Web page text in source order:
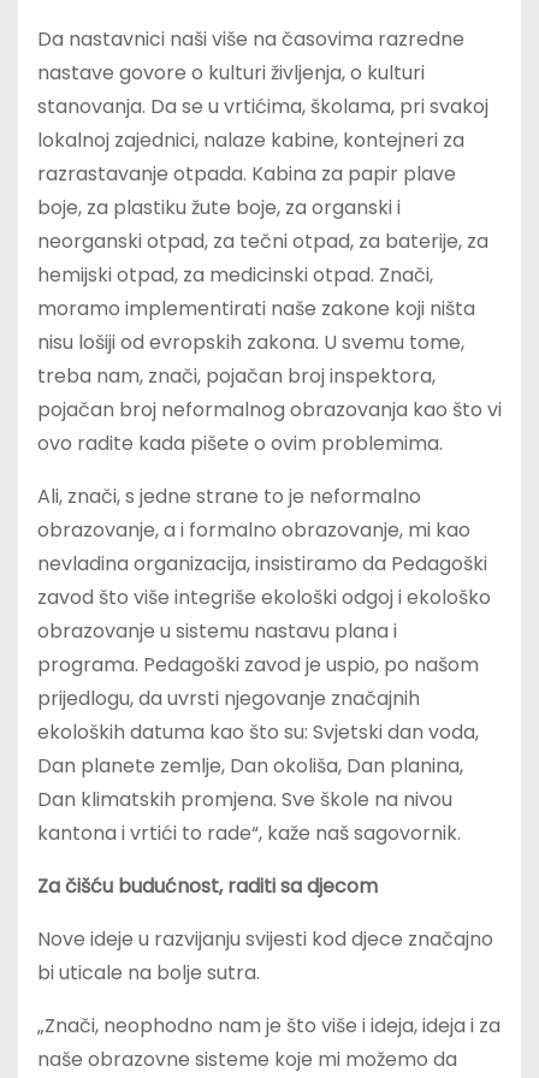
Da nastavnici naši više na časovima razredne
nastave govore o kulturi življenja, o kulturi
stanovanja. Da se u vrtićima, školama, pri svakoj
lokalnoj zajednici, nalaze kabine, kontejneri za
razrastavanje otpada. Kabina za papir plave
boje, za plastiku žute boje, za organski i
neorganski otpad, za tečni otpad, za baterije, za
hemijski otpad, za medicinski otpad. Znači,
moramo implementirati naše zakone koji ništa
nisu lošiji od evropskih zakona. U svemu tome,
treba nam, znači, pojačan broj inspektora,
pojačan broj neformalnog obrazovanja kao što vi
ovo radite kada pišete o ovim problemima.
Ali, znači, s jedne strane to je neformalno
obrazovanje, a i formalno obrazovanje, mi kao
nevladina organizacija, insistiramo da Pedagoški
zavod što više integriše ekološki odgoj i ekološko
obrazovanje u sistemu nastavu plana i
programa. Pedagoški zavod je uspio, po našom
prijedlogu, da uvrsti njegovanje značajnih
ekoloških datuma kao što su: Svjetski dan voda,
Dan planete zemlje, Dan okoliša, Dan planina,
Dan klimatskih promjena. Sve škole na nivou
kantona i vrtići to rade“, kaže naš sagovornik.
Za čišću budućnost, raditi sa djecom
Nove ideje u razvijanju svijesti kod djece značajno
bi uticale na bolje sutra.
„Znači, neophodno nam je što više i ideja, ideja i za
naše obrazovne sisteme koje mi možemo da